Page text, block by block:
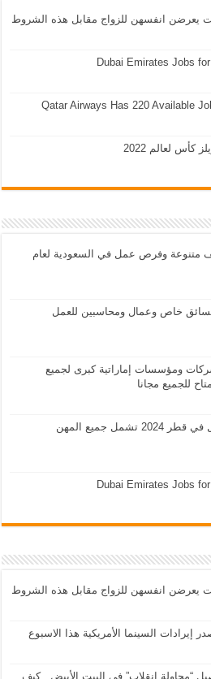
يعرضن انفسهن للزواج مقابل هذه الشروط
Dubai Emirates Jobs
Qatar Airways Has 220 Available
كأس لعالم 2022
السعودية 2024 وظائف متنوعة وفرص عمل في السعودية لعام
2024 بحاجه لسائق خاص وعمال ومحاسبين للعمل
2024 لدى شركات ومؤسسات إماراتية كبرى لجميع
للجميع مجانا
وظائف في قطر 2024 فرص عمل في قطر 2024 تشمل جميع المهن
Dubai Emirates Jobs
يعرضن انفسهن للزواج مقابل هذه الشروط
“محاولة انقلاب” في البيت الأبيض.. كيف